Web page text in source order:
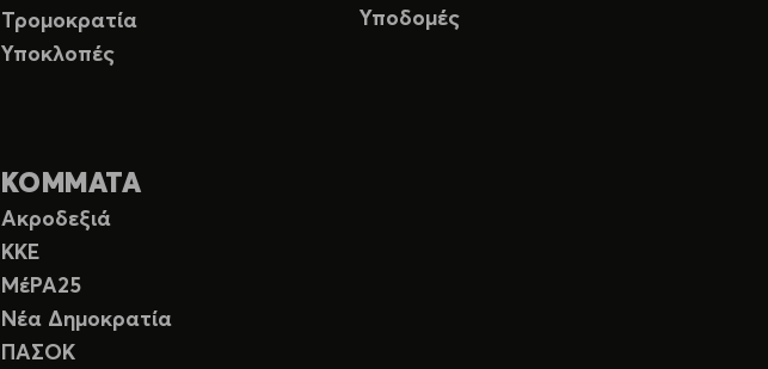
Τρομοκρατία
Υποκλοπές
ΚΟΜΜΑΤΑ
Ακροδεξιά
ΚΚΕ
ΜέΡΑ25
Νέα Δημοκρατία
ΠΑΣΟΚ
Υποδομές